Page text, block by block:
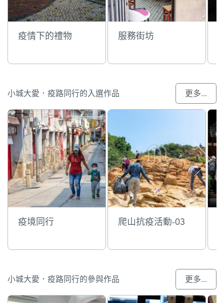
疫情下的禮物 服務街坊
小城大愛．疫路同行的入選作品 更多...
疫境同行 爬山抗疫活動-03
小城大愛．疫路同行的參與作品 更多...